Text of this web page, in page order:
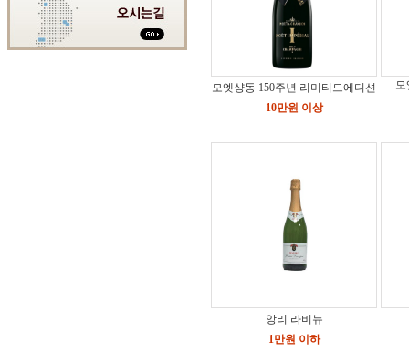
모엣샹동 150주년 리미티드에디션
10만원 이상
앙리 라비뉴
1만원 이하